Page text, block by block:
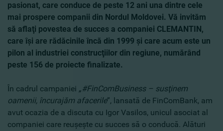
pasionat, care conduce de peste 12 ani una dintre cele
mai prospere companii din Nordul Moldovei. Vă invităm
să aflaţi povestea de succes a companiei CLEMANTIN,
care îşi are rădăcinile încă din 1999 şi care acum este un
pilon al industriei construcţiilor din regiune, numărând
peste 156 de proiecte finalizate.
În cadrul campaniei „#FinComBusiness – susţinem
oamenii, încurajăm afacerile”, lansată de FinComBank, am
avut ocazia de a discuta cu Igor Vasilos, unicul asociat al
companiei care reuşeşte cu succes să o conducă. Alături